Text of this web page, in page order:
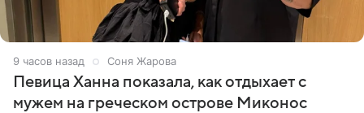
9 часов назад Соня Жарова
Певица Ханна показала, как отдыхает с
мужем на греческом острове Миконос